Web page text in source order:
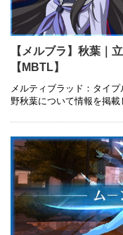
【メルブラ】秋葉｜
【MBTL】
メルティブラッド：タイ
野秋葉について情報を掲載